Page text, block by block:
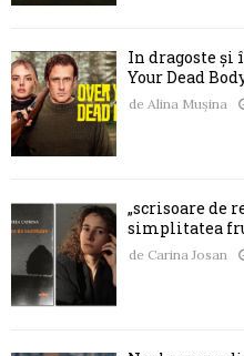
În dragoste și
Your Dead
de Alina Mușina
„scrisoare de
simplitatea
de Carina Josan